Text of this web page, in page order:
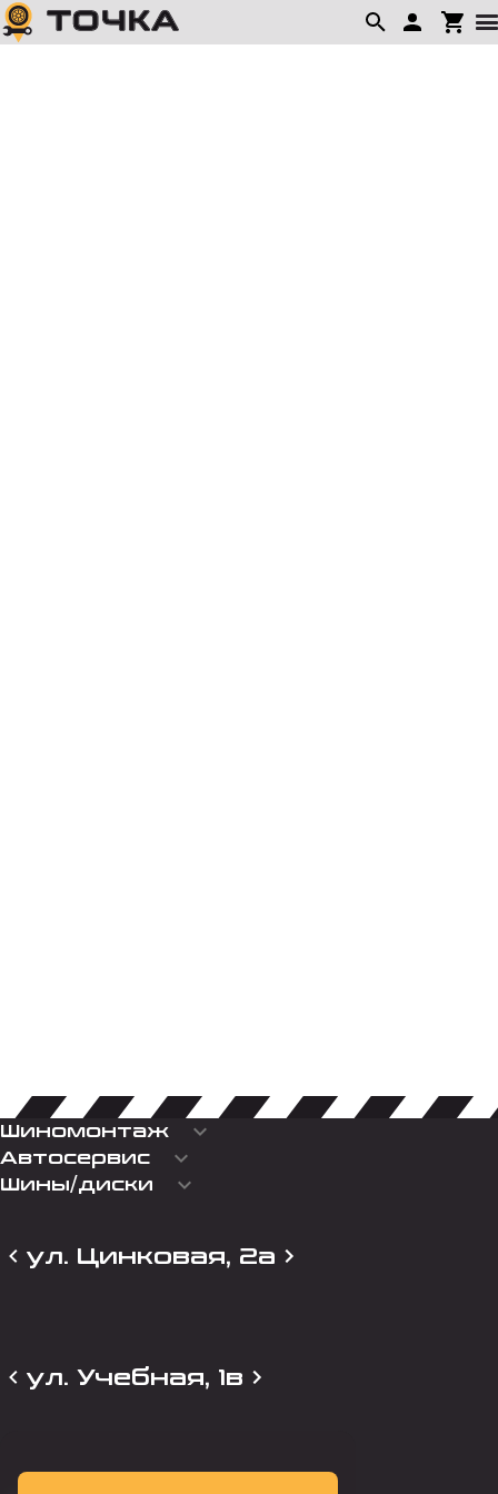
Шиномонтаж keyboard_arrow_down
Автосервис keyboard_arrow_down
Шины/диски keyboard_arrow_down
ул. Цинковая, 2а
ул. Учебная, 1в